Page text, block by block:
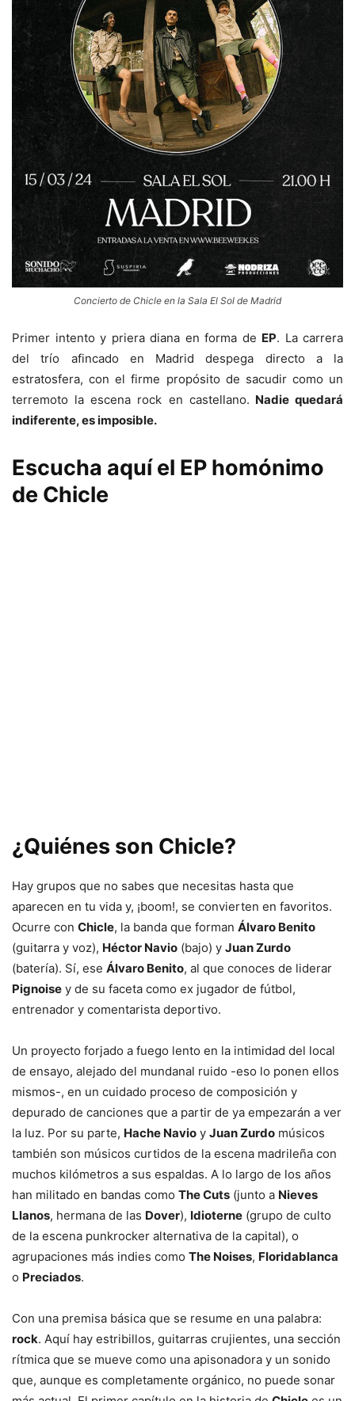
Concierto de Chicle en la Sala El Sol de Madrid
Primer intento y priera diana en forma de EP. La carrera
del trío afincado en Madrid despega directo a la
estratosfera, con el firme propósito de sacudir como un
terremoto la escena rock en castellano. Nadie quedará
indiferente, es imposible.
Escucha aquí el EP homónimo
de Chicle
¿Quiénes son Chicle?
Hay grupos que no sabes que necesitas hasta que
aparecen en tu vida y, ¡boom!, se convierten en favoritos.
Ocurre con Chicle, la banda que forman Álvaro Benito
(guitarra y voz), Héctor Navio (bajo) y Juan Zurdo
(batería). Sí, ese Álvaro Benito, al que conoces de liderar
Pignoise y de su faceta como ex jugador de fútbol,
entrenador y comentarista deportivo.
Un proyecto forjado a fuego lento en la intimidad del local
de ensayo, alejado del mundanal ruido -eso lo ponen ellos
mismos-, en un cuidado proceso de composición y
depurado de canciones que a partir de ya empezarán a ver
la luz. Por su parte, Hache Navio y Juan Zurdo músicos
también son músicos curtidos de la escena madrileña con
muchos kilómetros a sus espaldas. A lo largo de los años
han militado en bandas como The Cuts (junto a Nieves
Llanos, hermana de las Dover), Idioterne (grupo de culto
de la escena punkrocker alternativa de la capital), o
agrupaciones más indies como The Noises, Floridablanca
o Preciados.
Con una premisa básica que se resume en una palabra:
rock. Aquí hay estribillos, guitarras crujientes, una sección
rítmica que se mueve como una apisonadora y un sonido
que, aunque es completamente orgánico, no puede sonar